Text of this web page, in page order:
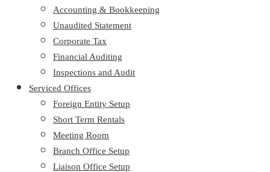
Accounting & Bookkeeping
Unaudited Statement
Corporate Tax
Financial Auditing
Inspections and Audit
Serviced Offices
Foreign Entity Setup
Short Term Rentals
Meeting Room
Branch Office Setup
Liaison Office Setup